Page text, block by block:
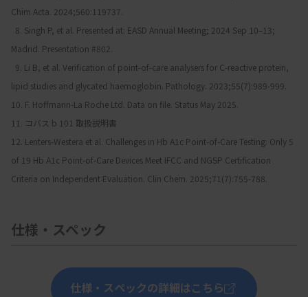
Chim Acta. 2024;560:119737.
8. Singh P, et al. Presented at: EASD Annual Meeting; 2024 Sep 10–13;
Madrid. Presentation #802.
9. Li B, et al. Verification of point-of-care analysers for C-reactive protein,
lipid studies and glycated haemoglobin. Pathology. 2023;55(7):989-999.
10. F. Hoffmann-La Roche Ltd. Data on file. Status May 2025.
11. コバス b 101 取扱説明書
12. Lenters-Westera et al. Challenges in Hb A1c Point-of-Care Testing: Only 5
of 19 Hb A1c Point-of-Care Devices Meet IFCC and NGSP Certification
Criteria on Independent Evaluation. Clin Chem. 2025;71(7):755-788.
仕様・スペック
仕様・スペックの詳細はこちら